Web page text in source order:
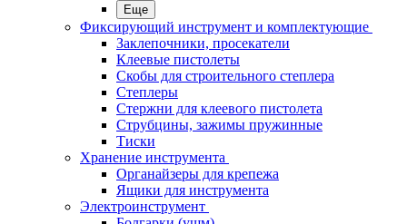
Еще
Фиксирующий инструмент и комплектующие
Заклепочники, просекатели
Клеевые пистолеты
Скобы для строительного степлера
Степлеры
Стержни для клеевого пистолета
Струбцины, зажимы пружинные
Тиски
Хранение инструмента
Органайзеры для крепежа
Ящики для инструмента
Электроинструмент